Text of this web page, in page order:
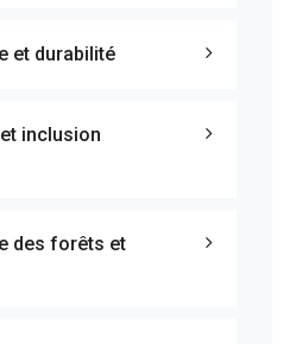
et durabilité
inclusion
des forêts et